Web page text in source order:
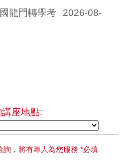
龍門轉學考
2026-08-
座地點:
，將有專人為您服務 *必填